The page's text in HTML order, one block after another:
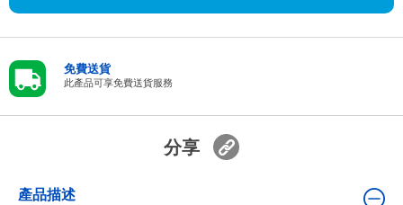
免費送貨
此產品可享免費送貨服務
分享
產品描述